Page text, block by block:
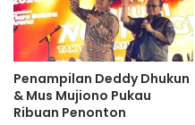
Penampilan Deddy Dhukun
& Mus Mujiono Pukau
Ribuan Penonton